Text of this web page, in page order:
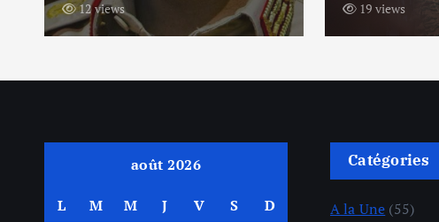
12 views
19 views
août 2026
L M M J V S
D
Catégories
A la Une (55)